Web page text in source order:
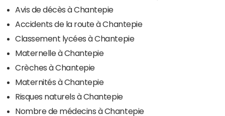
Avis de décès à Chantepie
Accidents de la route à Chantepie
Classement lycées à Chantepie
Maternelle à Chantepie
Crèches à Chantepie
Maternités à Chantepie
Risques naturels à Chantepie
Nombre de médecins à Chantepie